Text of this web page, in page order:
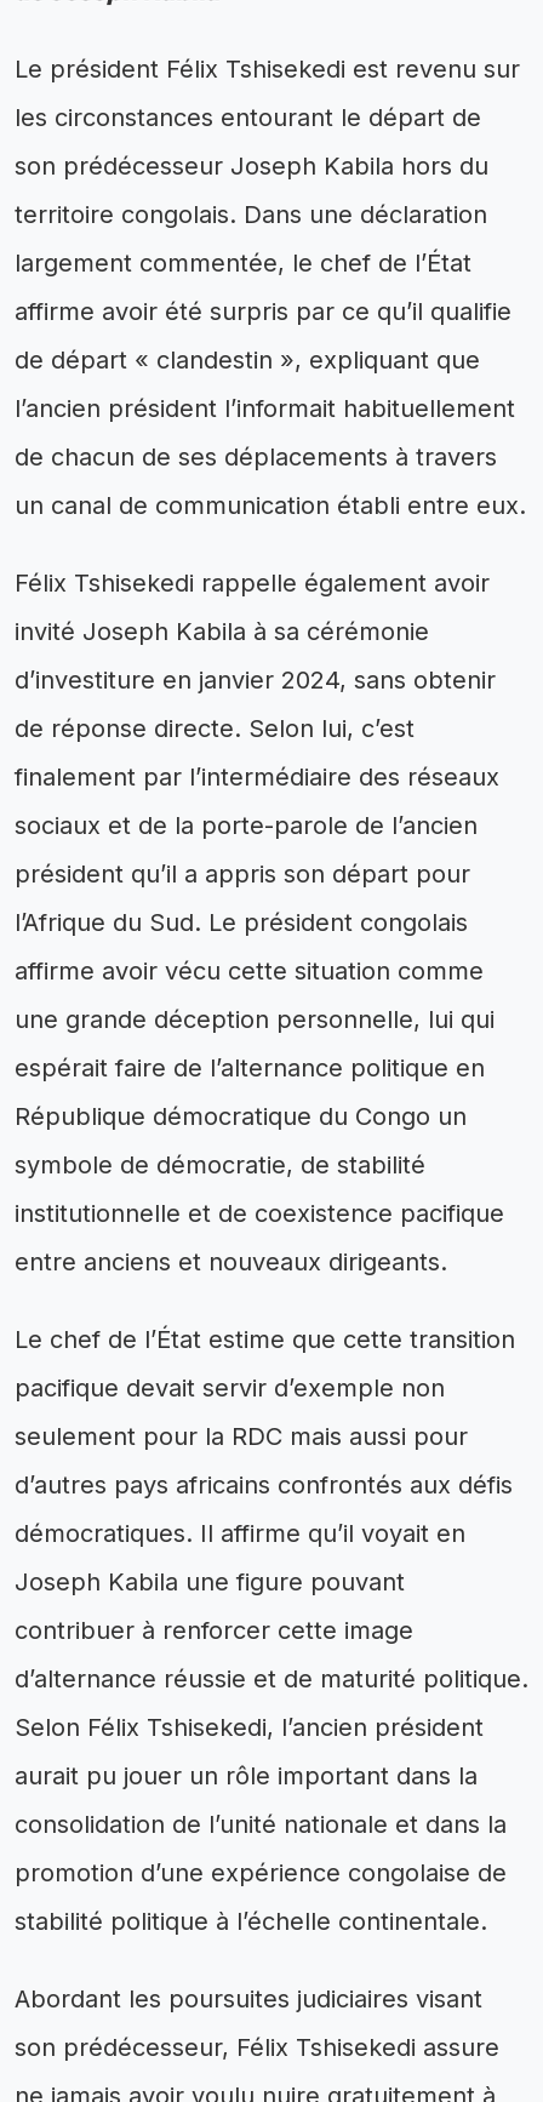
Le président Félix Tshisekedi est revenu sur
les circonstances entourant le départ de
son prédécesseur Joseph Kabila hors du
territoire congolais. Dans une déclaration
largement commentée, le chef de l’État
affirme avoir été surpris par ce qu’il qualifie
de départ « clandestin », expliquant que
l’ancien président l’informait habituellement
de chacun de ses déplacements à travers
un canal de communication établi entre eux.
Félix Tshisekedi rappelle également avoir
invité Joseph Kabila à sa cérémonie
d’investiture en janvier 2024, sans obtenir
de réponse directe. Selon lui, c’est
finalement par l’intermédiaire des réseaux
sociaux et de la porte-parole de l’ancien
président qu’il a appris son départ pour
l’Afrique du Sud. Le président congolais
affirme avoir vécu cette situation comme
une grande déception personnelle, lui qui
espérait faire de l’alternance politique en
République démocratique du Congo un
symbole de démocratie, de stabilité
institutionnelle et de coexistence pacifique
entre anciens et nouveaux dirigeants.
Le chef de l’État estime que cette transition
pacifique devait servir d’exemple non
seulement pour la RDC mais aussi pour
d’autres pays africains confrontés aux défis
démocratiques. Il affirme qu’il voyait en
Joseph Kabila une figure pouvant
contribuer à renforcer cette image
d’alternance réussie et de maturité politique.
Selon Félix Tshisekedi, l’ancien président
aurait pu jouer un rôle important dans la
consolidation de l’unité nationale et dans la
promotion d’une expérience congolaise de
stabilité politique à l’échelle continentale.
Abordant les poursuites judiciaires visant
son prédécesseur, Félix Tshisekedi assure
ne jamais avoir voulu nuire gratuitement à